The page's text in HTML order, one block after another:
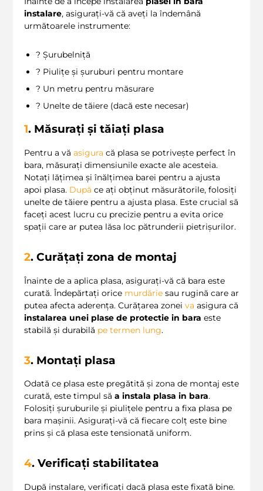
instalare, asigurați-vă că aveți la îndemână
următoarele instrumente:
? Șurubelniță
? Piulițe și șuruburi pentru montare
? Un metru pentru măsurare
?️ Unelte de tăiere (dacă este necesar)
1. Măsurați și tăiați plasa
Pentru a vă asigura că plasa se potrivește perfect în
bara, măsurați dimensiunile exacte ale acesteia.
Notați lățimea și înălțimea barei pentru a ajusta
apoi plasa. După ce ați obținut măsurătorile, folosiți
unelte de tăiere pentru a ajusta plasa. Este crucial să
faceți acest lucru cu precizie pentru a evita orice
spații care ar putea lăsa loc pătrunderii pietrișurilor.
2. Curățați zona de montaj
Înainte de a aplica plasa, asigurați-vă că bara este
curată. Îndepărtați orice murdărie sau rugină care ar
putea afecta aderența. Curățarea zonei va asigura că
instalarea unei plase de protectie in bara este
stabilă și durabilă pe termen lung.
3. Montați plasa
Odată ce plasa este pregătită și zona de montaj este
curată, este timpul să a instala plasa in bara.
Folosiți șuruburile și piulițele pentru a fixa plasa pe
bara mașinii. Asigurați-vă că fiecare colț este bine
prins și că plasa este tensionată uniform.
4. Verificați stabilitatea
După instalare, verificați dacă plasa este fixată bine.